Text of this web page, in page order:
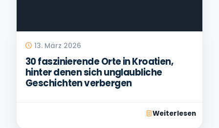
13. März 2026
30 faszinierende Orte in Kroatien,
hinter denen sich unglaubliche
Geschichten verbergen
Weiterlesen